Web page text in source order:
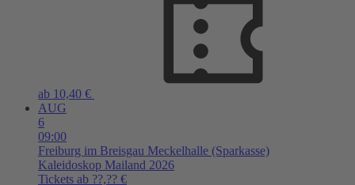
ab 10,40 €
AUG
6
09:00
Freiburg im Breisgau Meckelhalle (Sparkasse)
Kaleidoskop Mailand 2026
Tickets ab ??,?? €